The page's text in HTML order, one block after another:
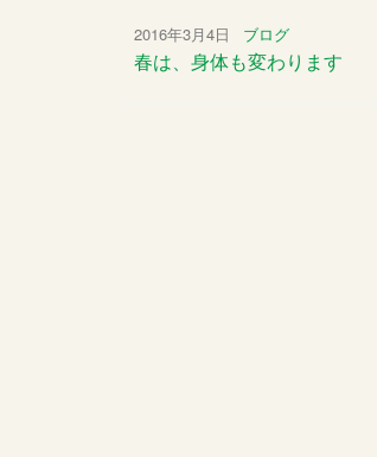
2016年3月4日 ブログ
春は、身体も変わります